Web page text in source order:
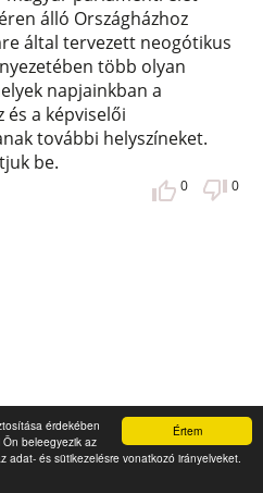
Értem
érdekében
beleegyezik az
és sütikezelésre vonatkozó irányelveket.
álló Országházhoz
által tervezett neogótikus
több olyan
napjainkban a
a képviselői
további helyszíneket.
be.
0 0